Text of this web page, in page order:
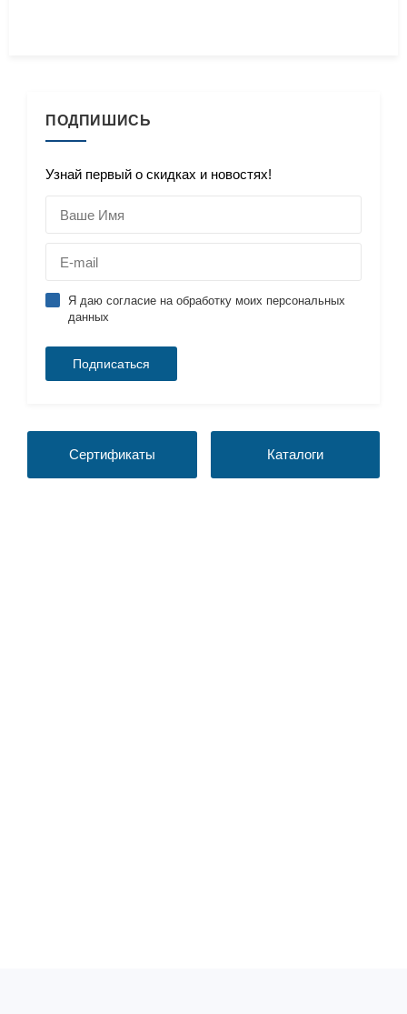
ПОДПИШИСЬ
Узнай первый о скидках и новостях!
Я даю согласие на обработку моих персональных
данных
Сертификаты Каталоги